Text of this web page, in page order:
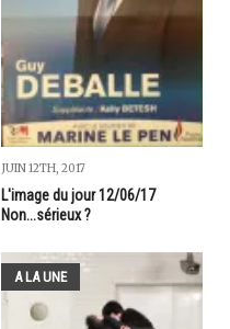
JUIN 12TH, 2017
L'image du jour 12/06/17
Non...sérieux ?
A LA UNE